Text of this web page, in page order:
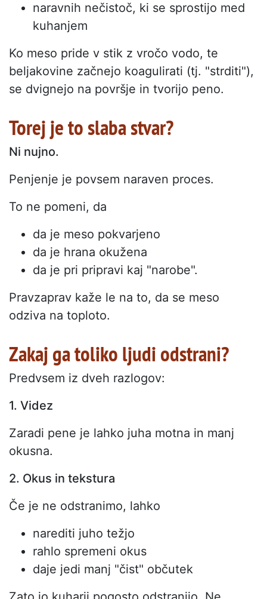
naravnih nečistoč, ki se sprostijo med
kuhanjem
Ko meso pride v stik z vročo vodo, te
beljakovine začnejo koagulirati (tj. "strditi"),
se dvignejo na površje in tvorijo peno.
Torej je to slaba stvar?
Ni nujno.
Penjenje je povsem naraven proces.
To ne pomeni, da
da je meso pokvarjeno
da je hrana okužena
da je pri pripravi kaj "narobe".
Pravzaprav kaže le na to, da se meso
odziva na toploto.
Zakaj ga toliko ljudi odstrani?
Predvsem iz dveh razlogov:
1. Videz
Zaradi pene je lahko juha motna in manj
okusna.
2. Okus in tekstura
Če je ne odstranimo, lahko
narediti juho težjo
rahlo spremeni okus
daje jedi manj "čist" občutek